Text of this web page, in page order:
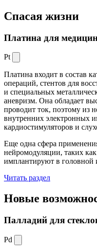
Спасая жизни
Платина для
Pt
Платина входит в состав
операций, стентов для
и специальных
аневризм. Она обладает
проводит ток, поэтому из
внутренних электронных
кардиостимуляторов и
Еще одна сфера
нейромодуляции, таких
имплантируют в головной
Читать раздел
Новые
Палладий для
Pd